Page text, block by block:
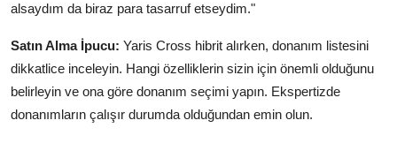
alsaydım da biraz para tasarruf etseydim."
Satın Alma İpucu: Yaris Cross hibrit alırken, donanım listesini
dikkatlice inceleyin. Hangi özelliklerin sizin için önemli olduğunu
belirleyin ve ona göre donanım seçimi yapın. Ekspertizde
donanımların çalışır durumda olduğundan emin olun.